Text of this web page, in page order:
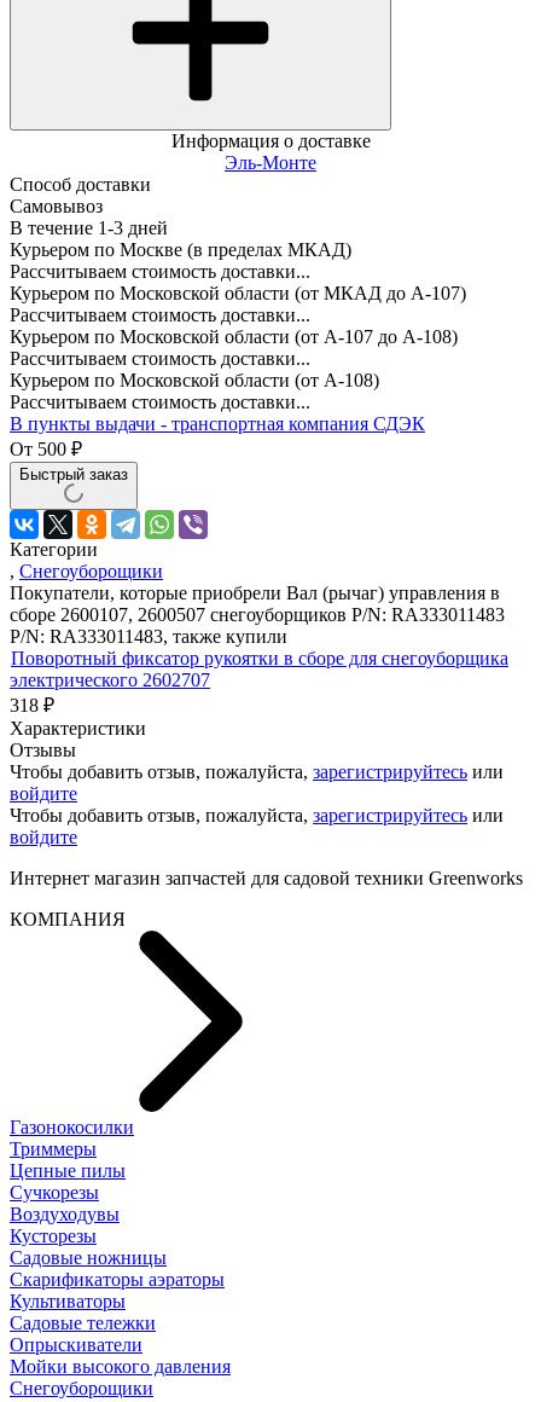
Информация о доставке
Эль-Монте
Способ доставки
Самовывоз
В течение 1-3 дней
Курьером по Москве (в пределах МКАД)
Рассчитываем стоимость доставки...
Курьером по Московской области (от МКАД до А-107)
Рассчитываем стоимость доставки...
Курьером по Московской области (от А-107 до А-108)
Рассчитываем стоимость доставки...
Курьером по Московской области (от А-108)
Рассчитываем стоимость доставки...
В пункты выдачи - транспортная компания СДЭК
От 500 ₽
Быстрый заказ
Категории
, Снегоуборощики
Покупатели, которые приобрели Вал (рычаг) управления в
сборе 2600107, 2600507 снегоуборщиков P/N: RA333011483
P/N: RA333011483, также купили
Поворотный фиксатор рукоятки в сборе для снегоуборщика
электрического 2602707
318 ₽
Характеристики
Отзывы
Чтобы добавить отзыв, пожалуйста, зарегистрируйтесь или
войдите
Чтобы добавить отзыв, пожалуйста, зарегистрируйтесь или
войдите
Интернет магазин запчастей для садовой техники Greenworks
КОМПАНИЯ
Газонокосилки
Триммеры
Цепные пилы
Cучкорезы
Воздуходувы
Кусторезы
Садовые ножницы
Скарификаторы аэраторы
Культиваторы
Садовые тележки
Опрыскиватели
Мойки высокого давления
Снегоуборощики